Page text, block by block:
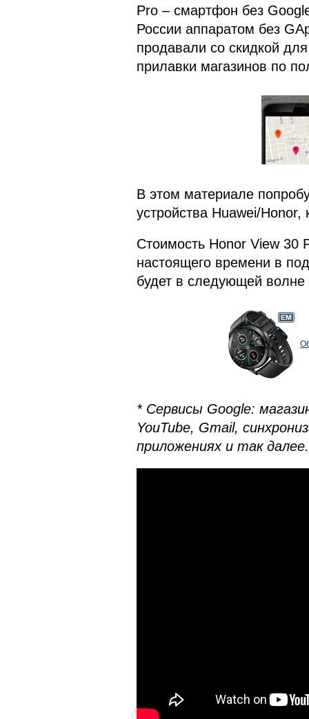
Pro – смартфон без
России аппаратом без
продавали со скидкой
прилавки магазинов по
В этом материале
устройства Huawei/
Стоимость Honor View 30
настоящего времени в
будет в следующей
* Сервисы Google:
YouTube, Gmail,
приложениях и так далее.